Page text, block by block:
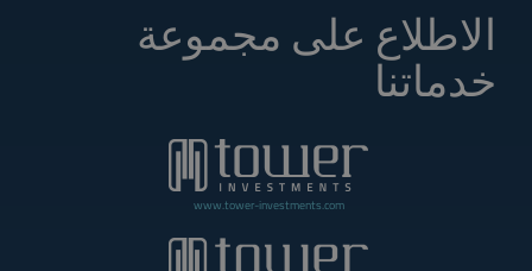
الاطلاع على مجموعة
خدماتنا
www.tower-investments.com